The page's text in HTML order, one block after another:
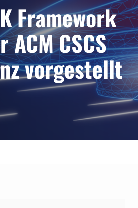
Framework
ACM CSCS
vorgestellt